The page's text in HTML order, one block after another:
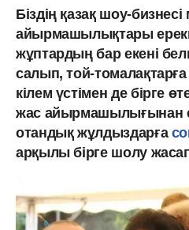
Біздің қазақ шоу-
айырмашылықтары
жұптардың бар екені
салып, той-
кілем үстімен де бірге
жас айырмашылығынан
отандық жұлдыздарға
арқылы бірге шолу жасап